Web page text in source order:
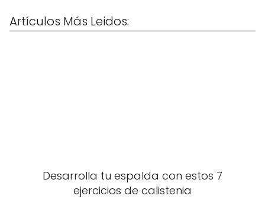
Artículos Más Leidos:
Desarrolla tu espalda con estos 7
ejercicios de calistenia